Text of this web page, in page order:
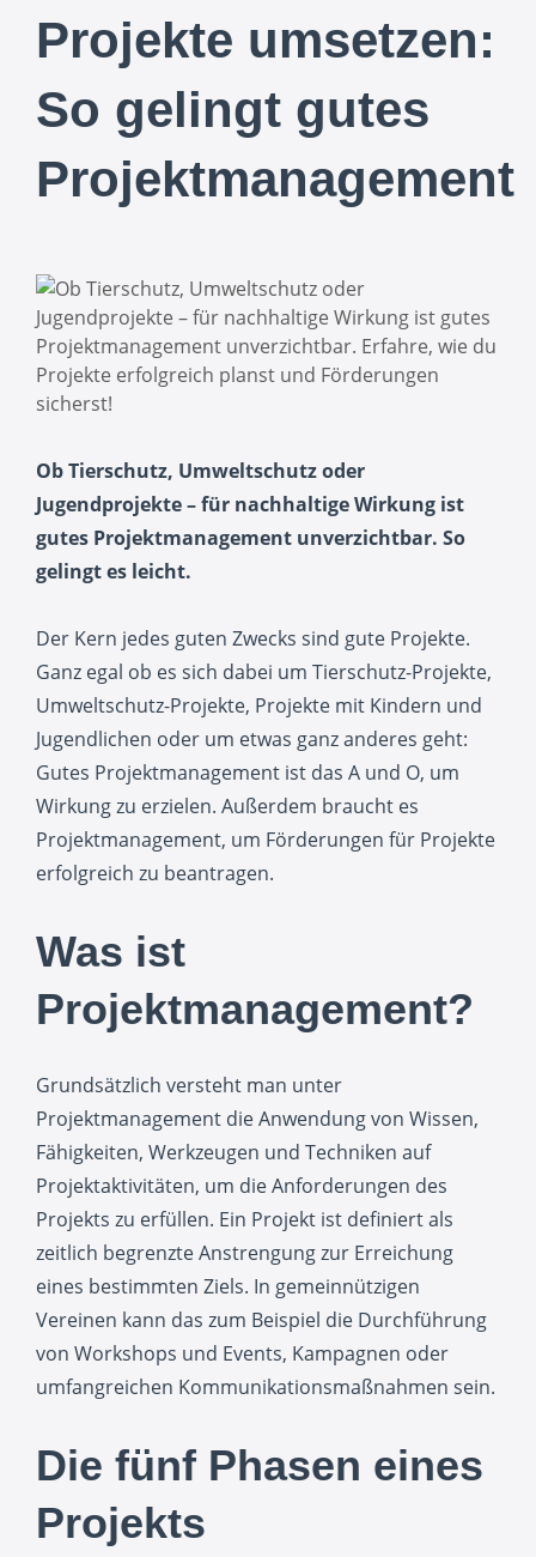
Projekte umsetzen:
So gelingt gutes
Projektmanagement
Ob Tierschutz, Umweltschutz oder
Jugendprojekte – für nachhaltige Wirkung ist
gutes Projektmanagement unverzichtbar. So
gelingt es leicht.
Der Kern jedes guten Zwecks sind gute Projekte.
Ganz egal ob es sich dabei um Tierschutz-Projekte,
Umweltschutz-Projekte, Projekte mit Kindern und
Jugendlichen oder um etwas ganz anderes geht:
Gutes Projektmanagement ist das A und O, um
Wirkung zu erzielen. Außerdem braucht es
Projektmanagement, um Förderungen für Projekte
erfolgreich zu beantragen.
Was ist
Projektmanagement?
Grundsätzlich versteht man unter
Projektmanagement die Anwendung von Wissen,
Fähigkeiten, Werkzeugen und Techniken auf
Projektaktivitäten, um die Anforderungen des
Projekts zu erfüllen. Ein Projekt ist definiert als
zeitlich begrenzte Anstrengung zur Erreichung
eines bestimmten Ziels. In gemeinnützigen
Vereinen kann das zum Beispiel die Durchführung
von Workshops und Events, Kampagnen oder
umfangreichen Kommunikationsmaßnahmen sein.
Die fünf Phasen eines
Projekts